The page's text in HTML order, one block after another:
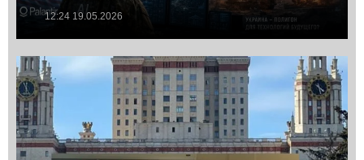
12:24 19.05.2026